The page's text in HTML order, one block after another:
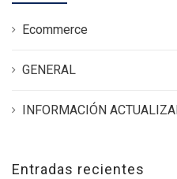
Ecommerce
GENERAL
INFORMACIÓN
Entradas recientes